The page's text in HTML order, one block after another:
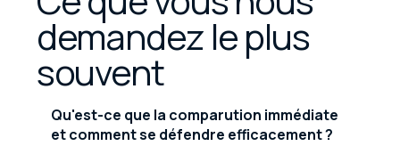
demandez le plus
souvent
Qu'est-ce que la comparution immédiate
et comment se défendre efficacement ?